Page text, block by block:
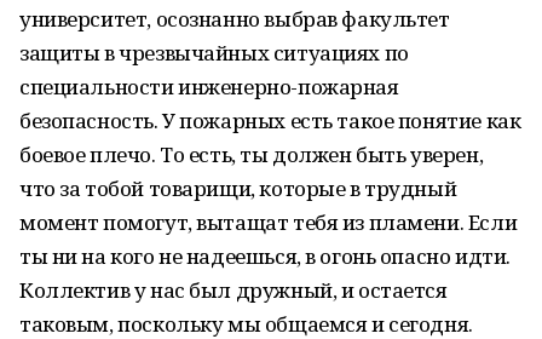
университет, осознанно выбрав факультет
защиты в чрезвычайных ситуациях по
специальности инженерно-пожарная
безопасность. У пожарных есть такое понятие как
боевое плечо. То есть, ты должен быть уверен,
что за тобой товарищи, которые в трудный
момент помогут, вытащат тебя из пламени. Если
ты ни на кого не надеешься, в огонь опасно идти.
Коллектив у нас был дружный, и остается
таковым, поскольку мы общаемся и сегодня.